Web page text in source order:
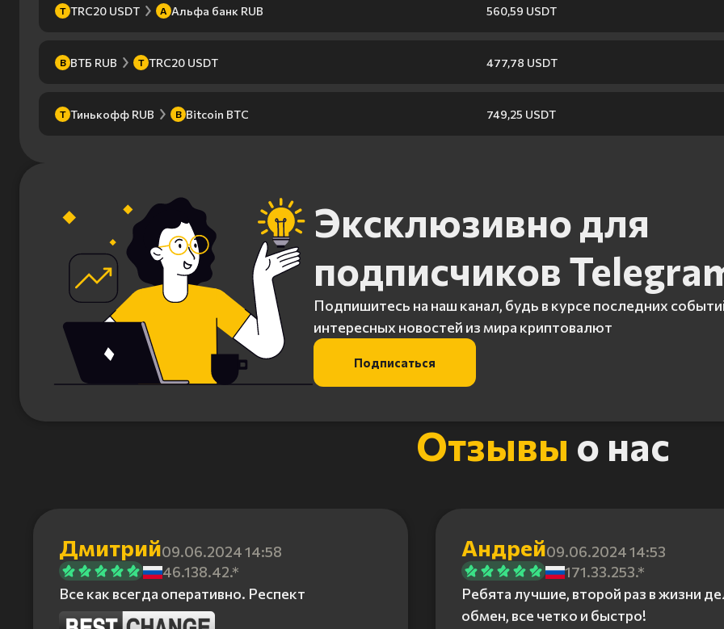
T TRC20 USDT А Альфа банк RUB 560,59 USDT
В ВТБ RUB T TRC20 USDT 477,78 USDT
Т Тинькофф RUB B Bitcoin BTC 749,25 USDT
Эксклюзивно для
подписчиков
Подпишитесь на наш канал, будь в курсе последних
интересных новостей из мира криптовалют
Подписаться
Отзывы о нас
Дмитрий09.06.2024 14:58
46.138.42.*
Все как всегда оперативно. Респект
Андрей09.06.2024 14:53
171.33.253.*
Ребята лучшие, второй раз в жизни
обмен, все четко и быстро!